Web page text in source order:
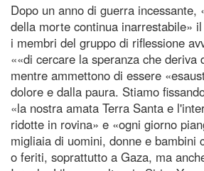
Dopo un anno di guerra incessante,
della morte continua inarrestabile»
i membri del gruppo di riflessione
««di cercare la speranza che deriva
mentre ammettono di essere
dolore e dalla paura. Stiamo
«la nostra amata Terra Santa e
ridotte in rovina» e «ogni giorno
migliaia di uomini, donne e bambini
o feriti, soprattutto a Gaza, ma